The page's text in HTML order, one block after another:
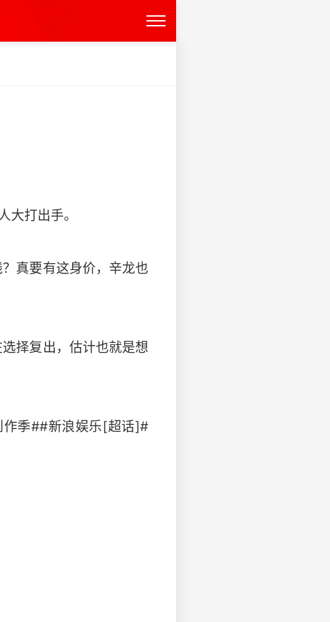
大打出手。
真要有这身价，辛龙也
择复出，估计也就是想
作季##新浪娱乐[超话]#